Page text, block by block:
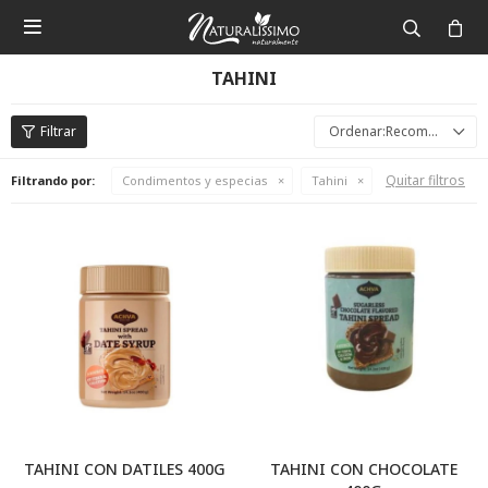

TAHINI
Recomendados
Filtrando por: Condimentos y especias Tahini Quitar filtros
TAHINI CON DATILES 400G
TAHINI CON CHOCOLATE